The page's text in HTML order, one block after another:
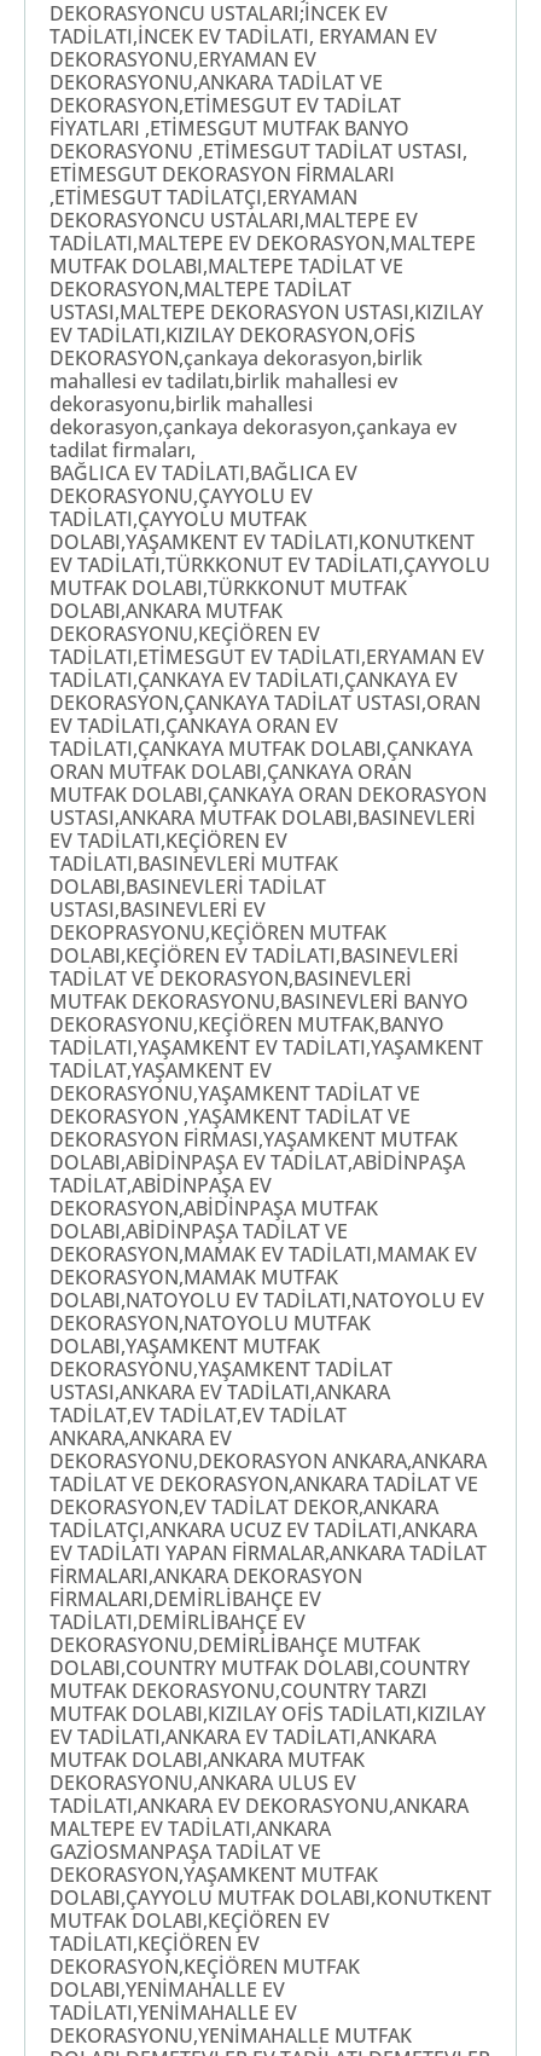
DEKORASYONCU USTALARI;İNCEK EV
TADİLATI,İNCEK EV TADİLATI, ERYAMAN EV
DEKORASYONU,ERYAMAN EV
DEKORASYONU,ANKARA TADİLAT VE
DEKORASYON,ETİMESGUT EV TADİLAT
FİYATLARI ,ETİMESGUT MUTFAK BANYO
DEKORASYONU ,ETİMESGUT TADİLAT USTASI,
ETİMESGUT DEKORASYON FİRMALARI
,ETİMESGUT TADİLATÇI,ERYAMAN
DEKORASYONCU USTALARI,MALTEPE EV
TADİLATI,MALTEPE EV DEKORASYON,MALTEPE
MUTFAK DOLABI,MALTEPE TADİLAT VE
DEKORASYON,MALTEPE TADİLAT
USTASI,MALTEPE DEKORASYON USTASI,KIZILAY
EV TADİLATI,KIZILAY DEKORASYON,OFİS
DEKORASYON,çankaya dekorasyon,birlik
mahallesi ev tadilatı,birlik mahallesi ev
dekorasyonu,birlik mahallesi
dekorasyon,çankaya dekorasyon,çankaya ev
tadilat firmaları,
BAĞLICA EV TADİLATI,BAĞLICA EV
DEKORASYONU,ÇAYYOLU EV
TADİLATI,ÇAYYOLU MUTFAK
DOLABI,YAŞAMKENT EV TADİLATI,KONUTKENT
EV TADİLATI,TÜRKKONUT EV TADİLATI,ÇAYYOLU
MUTFAK DOLABI,TÜRKKONUT MUTFAK
DOLABI,ANKARA MUTFAK
DEKORASYONU,KEÇİÖREN EV
TADİLATI,ETİMESGUT EV TADİLATI,ERYAMAN EV
TADİLATI,ÇANKAYA EV TADİLATI,ÇANKAYA EV
DEKORASYON,ÇANKAYA TADİLAT USTASI,ORAN
EV TADİLATI,ÇANKAYA ORAN EV
TADİLATI,ÇANKAYA MUTFAK DOLABI,ÇANKAYA
ORAN MUTFAK DOLABI,ÇANKAYA ORAN
MUTFAK DOLABI,ÇANKAYA ORAN DEKORASYON
USTASI,ANKARA MUTFAK DOLABI,BASINEVLERİ
EV TADİLATI,KEÇİÖREN EV
TADİLATI,BASINEVLERİ MUTFAK
DOLABI,BASINEVLERİ TADİLAT
USTASI,BASINEVLERİ EV
DEKOPRASYONU,KEÇİÖREN MUTFAK
DOLABI,KEÇİÖREN EV TADİLATI,BASINEVLERİ
TADİLAT VE DEKORASYON,BASINEVLERİ
MUTFAK DEKORASYONU,BASINEVLERİ BANYO
DEKORASYONU,KEÇİÖREN MUTFAK,BANYO
TADİLATI,YAŞAMKENT EV TADİLATI,YAŞAMKENT
TADİLAT,YAŞAMKENT EV
DEKORASYONU,YAŞAMKENT TADİLAT VE
DEKORASYON ,YAŞAMKENT TADİLAT VE
DEKORASYON FİRMASI,YAŞAMKENT MUTFAK
DOLABI,ABİDİNPAŞA EV TADİLAT,ABİDİNPAŞA
TADİLAT,ABİDİNPAŞA EV
DEKORASYON,ABİDİNPAŞA MUTFAK
DOLABI,ABİDİNPAŞA TADİLAT VE
DEKORASYON,MAMAK EV TADİLATI,MAMAK EV
DEKORASYON,MAMAK MUTFAK
DOLABI,NATOYOLU EV TADİLATI,NATOYOLU EV
DEKORASYON,NATOYOLU MUTFAK
DOLABI,YAŞAMKENT MUTFAK
DEKORASYONU,YAŞAMKENT TADİLAT
USTASI,ANKARA EV TADİLATI,ANKARA
TADİLAT,EV TADİLAT,EV TADİLAT
ANKARA,ANKARA EV
DEKORASYONU,DEKORASYON ANKARA,ANKARA
TADİLAT VE DEKORASYON,ANKARA TADİLAT VE
DEKORASYON,EV TADİLAT DEKOR,ANKARA
TADİLATÇI,ANKARA UCUZ EV TADİLATI,ANKARA
EV TADİLATI YAPAN FİRMALAR,ANKARA TADİLAT
FİRMALARI,ANKARA DEKORASYON
FİRMALARI,DEMİRLİBAHÇE EV
TADİLATI,DEMİRLİBAHÇE EV
DEKORASYONU,DEMİRLİBAHÇE MUTFAK
DOLABI,COUNTRY MUTFAK DOLABI,COUNTRY
MUTFAK DEKORASYONU,COUNTRY TARZI
MUTFAK DOLABI,KIZILAY OFİS TADİLATI,KIZILAY
EV TADİLATI,ANKARA EV TADİLATI,ANKARA
MUTFAK DOLABI,ANKARA MUTFAK
DEKORASYONU,ANKARA ULUS EV
TADİLATI,ANKARA EV DEKORASYONU,ANKARA
MALTEPE EV TADİLATI,ANKARA
GAZİOSMANPAŞA TADİLAT VE
DEKORASYON,YAŞAMKENT MUTFAK
DOLABI,ÇAYYOLU MUTFAK DOLABI,KONUTKENT
MUTFAK DOLABI,KEÇİÖREN EV
TADİLATI,KEÇİÖREN EV
DEKORASYON,KEÇİÖREN MUTFAK
DOLABI,YENİMAHALLE EV
TADİLATI,YENİMAHALLE EV
DEKORASYONU,YENİMAHALLE MUTFAK